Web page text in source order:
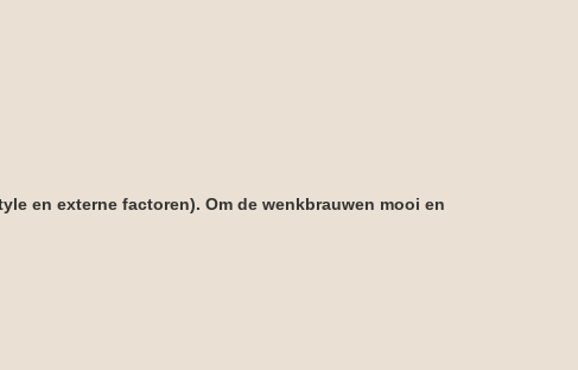
en externe factoren). Om de wenkbrauwen mooi en